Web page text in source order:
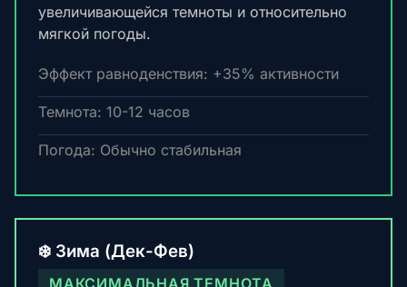
увеличивающейся темноты и относительно
мягкой погоды.
Эффект равноденствия: +35% активности
Темнота: 10-12 часов
Погода: Обычно стабильная
❄️ Зима (Дек-Фев)
МАКСИМАЛЬНАЯ ТЕМНОТА